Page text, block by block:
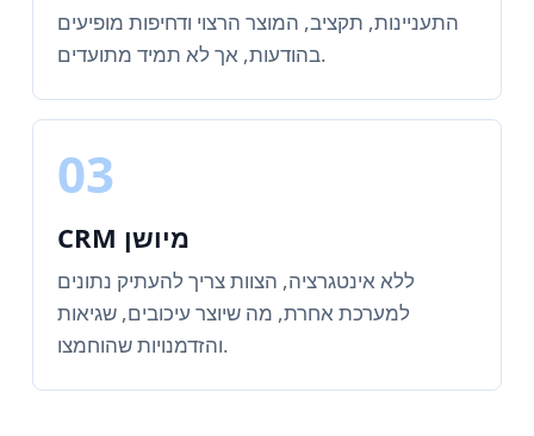
התעניינות, תקציב, המוצר הרצוי ודחיפות מופיעים
בהודעות, אך לא תמיד מתועדים.
03
CRM מיושן
ללא אינטגרציה, הצוות צריך להעתיק נתונים
למערכת אחרת, מה שיוצר עיכובים, שגיאות
והזדמנויות שהוחמצו.